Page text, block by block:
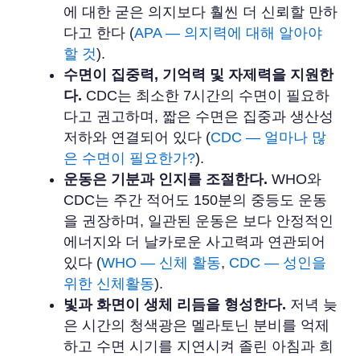
에 대한 굳은 의지보다 훨씬 더 신뢰할 만하
다고 한다 (APA — 의지력에 대해 알아야
할 것).
수면이 집중력, 기억력 및 자제력을 지원한
다. CDC는 최소한 7시간의 수면이 필요하
다고 권고하며, 짧은 수면은 집중과 생산성
저하와 연결되어 있다 (CDC — 얼마나 많
은 수면이 필요한가?).
운동은 기분과 인지를 조절한다. WHO와
CDC는 주간 적어도 150분의 중등도 운동
을 권장하며, 일관된 운동은 보다 안정적인
에너지와 더 날카로운 사고력과 연관되어
있다 (WHO — 신체 활동, CDC — 성인을
위한 신체활동).
빛과 화면이 생체 리듬을 형성한다. 저녁 늦
은 시간의 청색광은 멜라토닌 분비를 억제
하고 수면 시기를 지연시켜 졸린 아침과 희